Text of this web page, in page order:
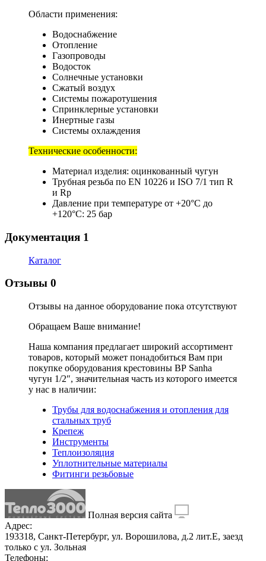
Области применения:
Водоснабжение
Отопление
Газопроводы
Водосток
Солнечные установки
Сжатый воздух
Системы пожаротушения
Спринклерные установки
Инертные газы
Системы охлаждения
Технические особенности:
Материал изделия: оцинкованный чугун
Трубная резьба по EN 10226 и ISO 7/1 тип R
и Rp
Давление при температуре от +20°C до
+120°C: 25 бар
Документация 1
Каталог
Отзывы 0
Отзывы на данное оборудование пока отсутствуют
Обращаем Ваше внимание!
Наша компания предлагает широкий ассортимент
товаров, который может понадобиться Вам при
покупке оборудования крестовины ВР Sanha
чугун 1/2″, значительная часть из которого имеется
у нас в наличии:
Трубы для водоснабжения и отопления для
стальных труб
Крепеж
Инструменты
Теплоизоляция
Уплотнительные материалы
Фитинги резьбовые
Полная версия сайта
Адрес:
193318, Санкт-Петербург, ул. Ворошилова, д.2 лит.Е, заезд
только с ул. Зольная
Телефоны: